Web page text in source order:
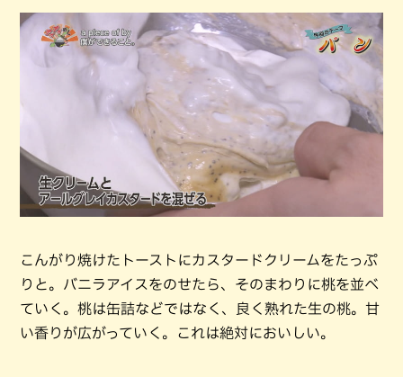
こんがり焼けたトーストにカスタードクリームをたっぷ
りと。バニラアイスをのせたら、そのまわりに桃を並べ
ていく。桃は缶詰などではなく、良く熟れた生の桃。甘
い香りが広がっていく。これは絶対においしい。